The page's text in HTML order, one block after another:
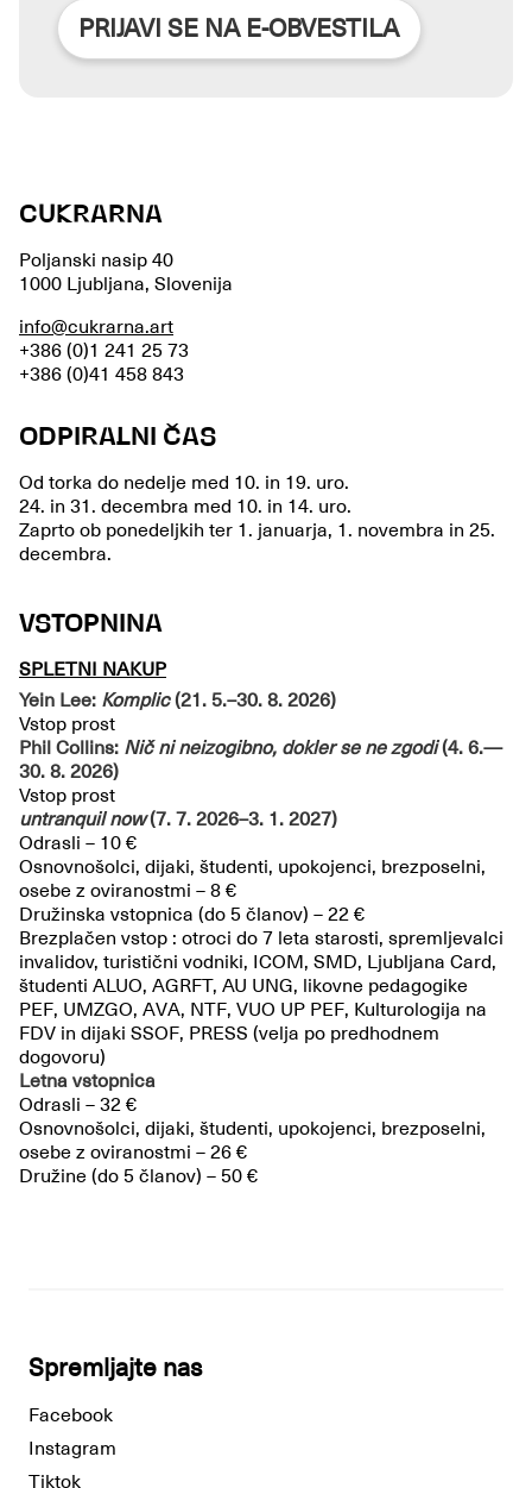
PRIJAVI SE NA E-OBVESTILA
CUKRARNA
Poljanski nasip 40
1000 Ljubljana, Slovenija
info@cukrarna.art
+386 (0)1 241 25 73
+386 (0)41 458 843
ODPIRALNI ČAS
Od torka do nedelje med 10. in 19. uro.
24. in 31. decembra med 10. in 14. uro.
Zaprto ob ponedeljkih ter 1. januarja, 1. novembra in 25.
decembra.
VSTOPNINA
SPLETNI NAKUP
Yein Lee: Komplic(21. 5.–30. 8. 2026)
Vstop prost
Phil Collins: Nič ni neizogibno, dokler se ne zgodi(4. 6.—
30. 8. 2026)
Vstop prost
untranquil now(7. 7. 2026–3. 1. 2027)
Odrasli – 10 €
Osnovnošolci, dijaki, študenti, upokojenci, brezposelni,
osebe z oviranostmi – 8 €
Družinska vstopnica (do 5 članov) – 22 €
Brezplačen vstop : otroci do 7 leta starosti, spremljevalci
invalidov, turistični vodniki, ICOM, SMD, Ljubljana Card,
študenti ALUO, AGRFT, AU UNG, likovne pedagogike
PEF, UMZGO, AVA, NTF, VUO UP PEF, Kulturologija na
FDV in dijaki SSOF, PRESS (velja po predhodnem
dogovoru)
Letna vstopnica
Odrasli – 32 €
Osnovnošolci, dijaki, študenti, upokojenci, brezposelni,
osebe z oviranostmi – 26 €
Družine (do 5 članov) – 50 €
Spremljajte nas
Facebook
Instagram
Tiktok